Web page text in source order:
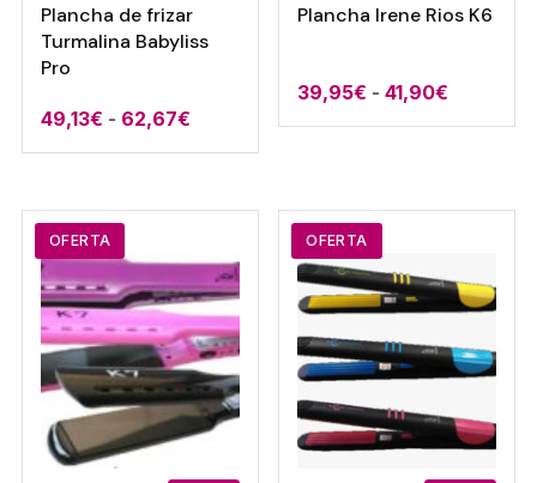
Plancha de frizar
Turmalina Babyliss
Pro
49,13€ - 62,67€Rango
de
desde
hasta
62,67€
Plancha Irene Rios K6
39,95€ - 41,90€
de
39,95€
41,90€
OFERTA OFERTA